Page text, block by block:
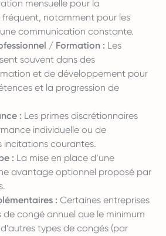
mensuelle pour la
notamment pour les
communication constante.
/ Formation : Les
souvent dans des
et de développement pour
et la progression de
: Les primes discrétionnaires
individuelle ou de
incitations courantes.
: La mise en place d’une
avantage optionnel proposé par
: Certaines entreprises
congé annuel que le minimum
types de congés (par